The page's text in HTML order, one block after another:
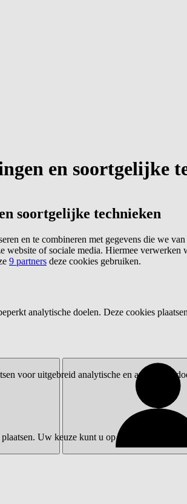
en soortgelijke
soortgelijke technieken
en te combineren met gegevens die we
website of sociale media. Hiermee verwerken
9 partners deze cookies gebruiken.
analytische doelen. Deze cookies
voor uitgebreid analytische en
Uw keuze kunt u op elk moment